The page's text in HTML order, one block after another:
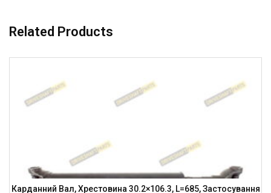
Related Products
Карданний Вал, Хрестовина 30.2×106.3, L=685, Застосування